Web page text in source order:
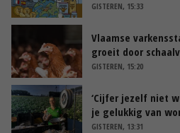
GISTEREN, 15:33
Vlaamse
groeit door
GISTEREN, 15:20
‘Cijfer jezelf niet
je gelukkig van
GISTEREN, 13:31